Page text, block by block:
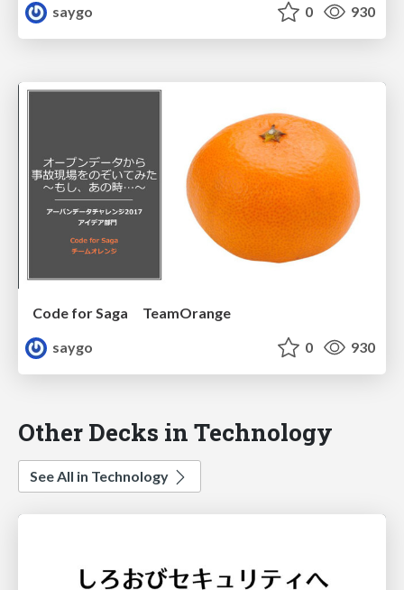
saygo
0 930
Code for Saga TeamOrange
saygo
0 930
Other Decks in Technology
See All in Technology